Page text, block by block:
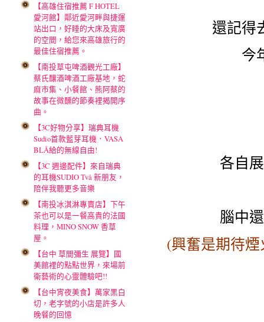
【高雄住宿推薦 F HOTEL
愛河館】鄰近愛河畔與捷運
站出口，好睡的大床及寬廣
的空間，給您來高雄旅行的
最佳住宿推薦。
【南投草屯啤酒觀光工廠】
蔡氏釀酒啤酒工廠基地，蛇
麻市集、小餐館、熊阿蔡的
故事在微醺的節奏裡揭開序
曲。
【3C好物分享】瑞典耳機
Sudio首款藍芽耳機．VASA
BLÅ給的無線自由!
【3C 週邊配件】來自瑞典
的耳機SUDIO Två 新朋友，
陪伴我聽更多音樂
【南投冰淇淋專賣店】下午
茶也可以是一餐高貴的法國
料理，MINO SNOW 香草
屋。
【台中 草間彌生 展覽】國
美館裡的點點世界，來場前
衛藝術的心靈體驗吧!!
【台中宵夜美食】萬家黑白
切，老字號的小店是許多人
晚餐的回憶
還記得
今
各自
腦中
(興奮是期待